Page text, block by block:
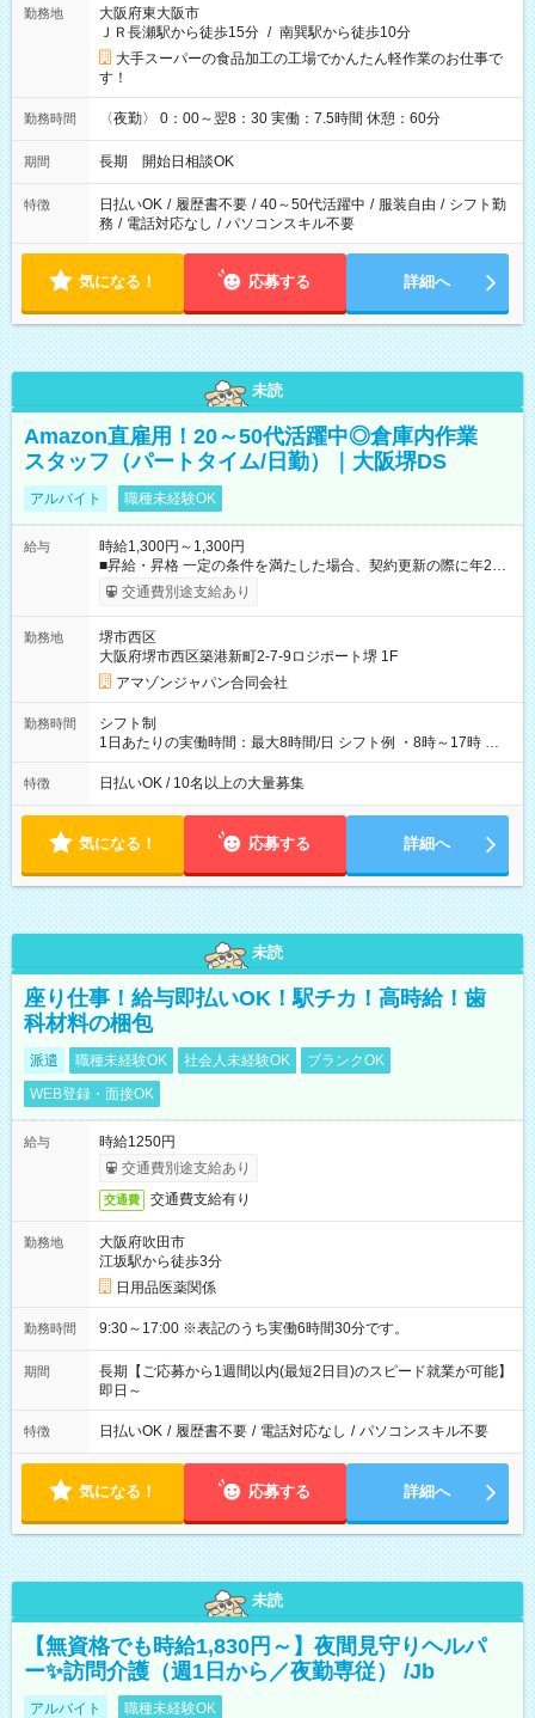
勤務地
大阪府東大阪市
ＪＲ長瀬駅から徒歩15分 / 南巽駅から徒歩10分
大手スーパーの食品加工の工場でかんたん軽作業のお仕事で
す！
勤務時間 〈夜勤〉 0：00～翌8：30 実働：7.5時間 休憩：60分
期間 長期 開始日相談OK
特徴 日払いOK / 履歴書不要 / 40～50代活躍中 / 服装自由 / シフト勤
務 / 電話対応なし / パソコンスキル不要
気になる！ 応募する 詳細へ
未読
Amazon直雇用！20～50代活躍中◎倉庫内作業
スタッフ（パートタイム/日勤）｜大阪堺DS
アルバイト 職種未経験OK
給与
時給1,300円～1,300円
■昇給・昇格 一定の条件を満たした場合、契約更新の際に年2回
まで昇給の機会があります。 ■正社員登用制度あり ※月末締/翌
月25日支払い ※時間外手当、別途支給 ※深夜割増賃金 (22:00～
☆Amazon直雇用で安定して働けます！ 【試用期間】試用期間
あり 試用期間の長さ：1週間 雇用形態、給与は本採用時と同じ
です。
交通費別途支給あり
勤務地
堺市西区
大阪府堺市西区築港新町2-7-9ロジポート堺 1F
アマゾンジャパン合同会社
勤務時間
シフト制
1日あたりの実働時間：最大8時間/日 シフト例 ・8時～17時 ・
12時～21時
特徴 日払いOK / 10名以上の大量募集
気になる！ 応募する 詳細へ
未読
座り仕事！給与即払いOK！駅チカ！高時給！歯
科材料の梱包
派遣 職種未経験OK 社会人未経験OK
ブランクOK
WEB登録・面接OK
給与
時給1250円
交通費別途支給あり
交通費 交通費支給有り
勤務地
大阪府吹田市
江坂駅から徒歩3分
日用品医薬関係
勤務時間 9:30～17:00 ※表記のうち実働6時間30分です。
期間
長期【ご応募から1週間以内(最短2日目)のスピード就業が可能】
即日～
特徴 日払いOK / 履歴書不要 / 電話対応なし / パソコンスキル不要
気になる！ 応募する 詳細へ
未読
【無資格でも時給1,830円～】夜間見守りヘルパ
ー✨訪問介護（週1日から／夜勤専従） /Jb
アルバイト 職種未経験OK